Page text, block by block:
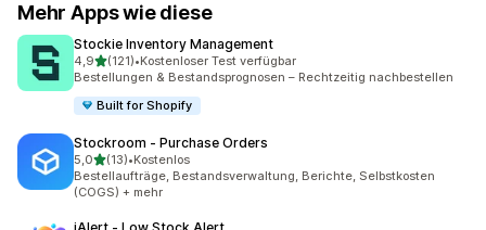
Mehr Apps wie diese
Stockie Inventory Management
4,9von 5 Sternen
(121)
121 Rezensionen insgesamt
•Kostenloser Test verfügbar
Bestellungen & Bestandsprognosen – Rechtzeitig nachbestellen
Built for Shopify
Stockroom ‑ Purchase Orders
5,0von 5 Sternen
(13)
13 Rezensionen insgesamt
•Kostenlos
Bestellaufträge, Bestandsverwaltung, Berichte, Selbstkosten
(COGS) + mehr